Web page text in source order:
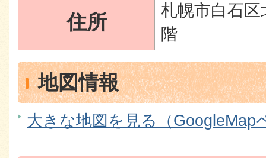
住所
札幌市白石
階
地図情報
大きな地図を見る（GoogleMap